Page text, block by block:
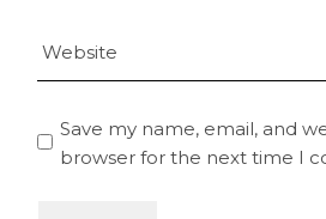
Save my name, email, and
browser for the next time I